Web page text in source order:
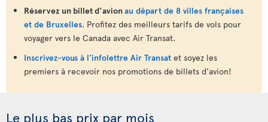
Réservez un billet d’avionau départ de 8 villes françaises
et de Bruxelles. Profitez des meilleurs tarifs de vols pour
voyager vers le Canada avec Air Transat.
Inscrivez-vous à l'infolettre Air Transat et soyez les
premiers à recevoir nos promotions de billets d'avion!
Le plus bas prix par mois